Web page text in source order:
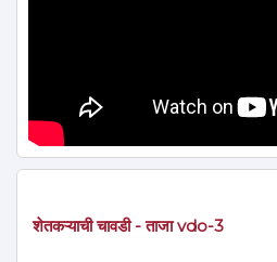
शेतकऱ्याची चावडी - ताजा vdo-3